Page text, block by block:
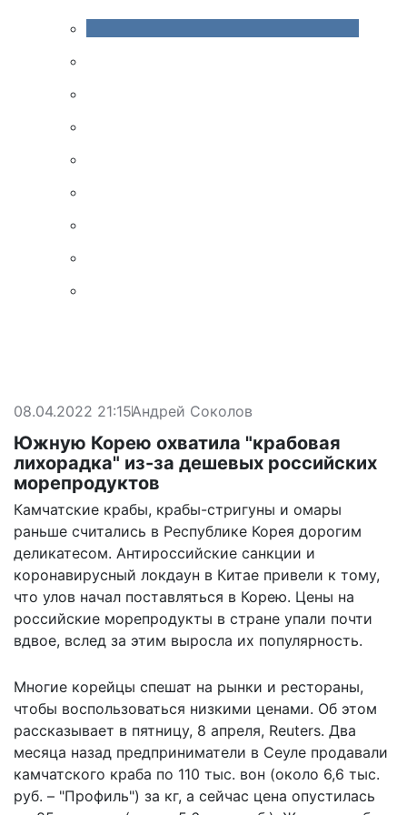
08.04.2022 21:15Андрей Соколов
Южную Корею охватила "крабовая
лихорадка" из-за дешевых российских
морепродуктов
Камчатские крабы, крабы-стригуны и омары
раньше считались в Республике Корея дорогим
деликатесом. Антироссийские санкции и
коронавирусный локдаун в Китае привели к тому,
что улов начал поставляться в Корею. Цены на
российские морепродукты в стране упали почти
вдвое, вслед за этим выросла их популярность.
Многие корейцы спешат на рынки и рестораны,
чтобы воспользоваться низкими ценами. Об этом
рассказывает в пятницу, 8 апреля, Reuters. Два
месяца назад предприниматели в Сеуле продавали
камчатского краба по 110 тыс. вон (около 6,6 тыс.
руб. – "Профиль") за кг, а сейчас цена опустилась